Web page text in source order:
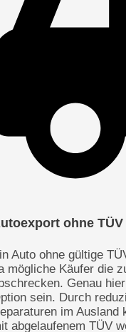
ohne TÜV
Auto ohne gültige
mögliche Käufer die
Genau
sein. Durch
im Ausland
abgelaufenem TÜV